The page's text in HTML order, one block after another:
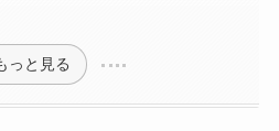
っと見る